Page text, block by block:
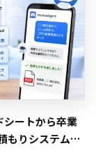
シートから卒業
もりシステムを